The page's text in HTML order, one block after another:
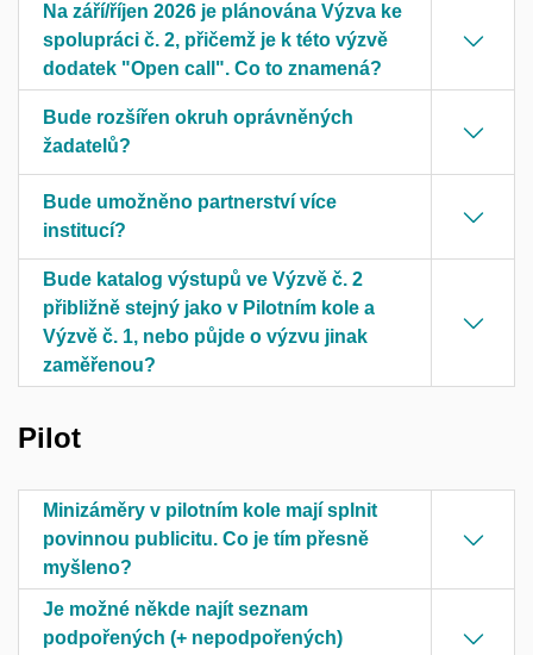
Na září/říjen 2026 je plánována Výzva ke
spolupráci č. 2, přičemž je k této výzvě
dodatek "Open call". Co to znamená?
Bude rozšířen okruh oprávněných
žadatelů?
Bude umožněno partnerství více
institucí?
Bude katalog výstupů ve Výzvě č. 2
přibližně stejný jako v Pilotním kole a
Výzvě č. 1, nebo půjde o výzvu jinak
zaměřenou?
Pilot
Minizáměry v pilotním kole mají splnit
povinnou publicitu. Co je tím přesně
myšleno?
Je možné někde najít seznam
podpořených (+ nepodpořených)